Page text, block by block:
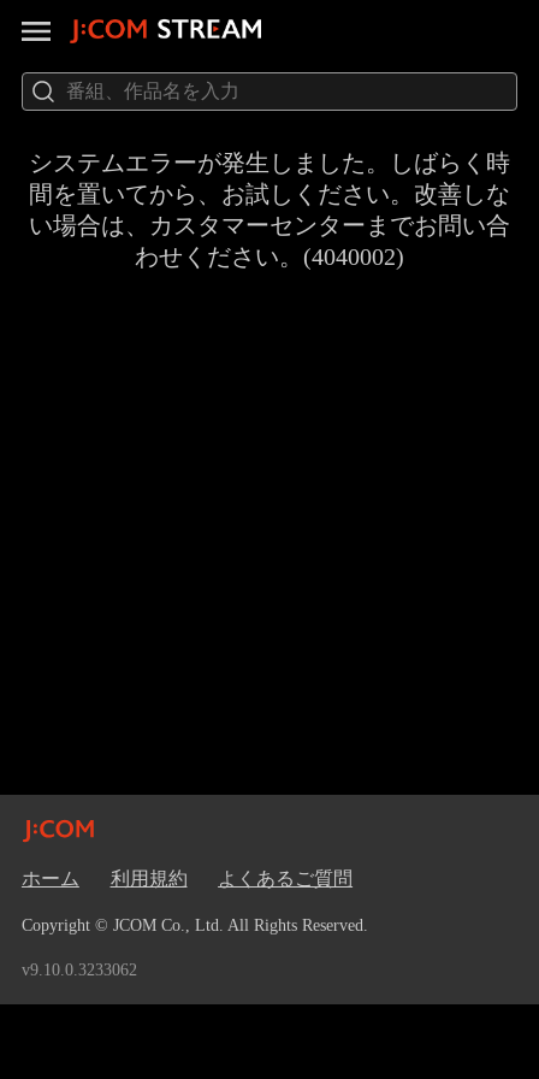
システムエラーが発生しました。しばらく時
間を置いてから、お試しください。改善しな
い場合は、カスタマーセンターまでお問い合
わせください。(4040002)
ホーム 利用規約 よくあるご質問
Copyright © JCOM Co., Ltd. All Rights Reserved.
v9.10.0.3233062